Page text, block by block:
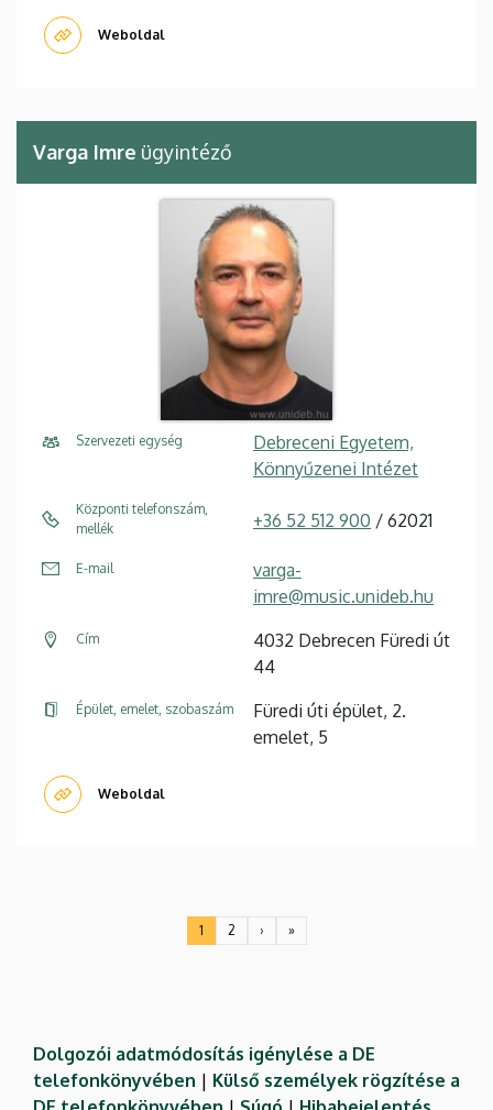
Weboldal
Varga Imre ügyintéző
Szervezeti egység
Debreceni Egyetem,
Könnyűzenei Intézet
Központi telefonszám,
mellék
+36 52 512 900 / 62021
E-mail
varga-
imre@music.unideb.hu
Cím
4032 Debrecen Füredi út
44
Épület, emelet, szobaszám
Füredi úti épület, 2.
emelet, 5
Weboldal
Jelenlegi
1
Oldal
2
Következő
›
Utolsó
»
Dolgozói adatmódosítás igénylése a DE
telefonkönyvében | Külső személyek rögzítése a